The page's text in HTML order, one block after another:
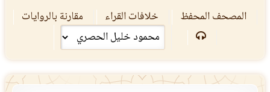
المصحف المحفظ خلافات القراء مقارنة بالروايات